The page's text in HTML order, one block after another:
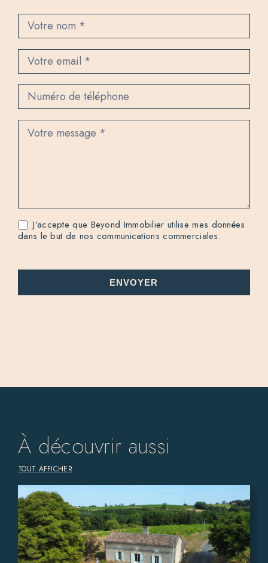
C
n
t
t
J’accepte que Beyond Immobilier utilise mes données
dans le but de nos communications commerciales.
ENVOYER
À découvrir aussi
TOUT AFFICHER